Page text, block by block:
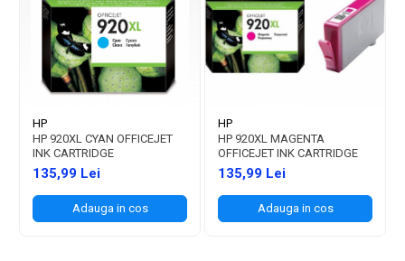
HP
HP 920XL CYAN OFFICEJET
INK CARTRIDGE
135,99 Lei
Adauga in cos
HP
HP 920XL MAGENTA
OFFICEJET INK CARTRIDGE
135,99 Lei
Adauga in cos